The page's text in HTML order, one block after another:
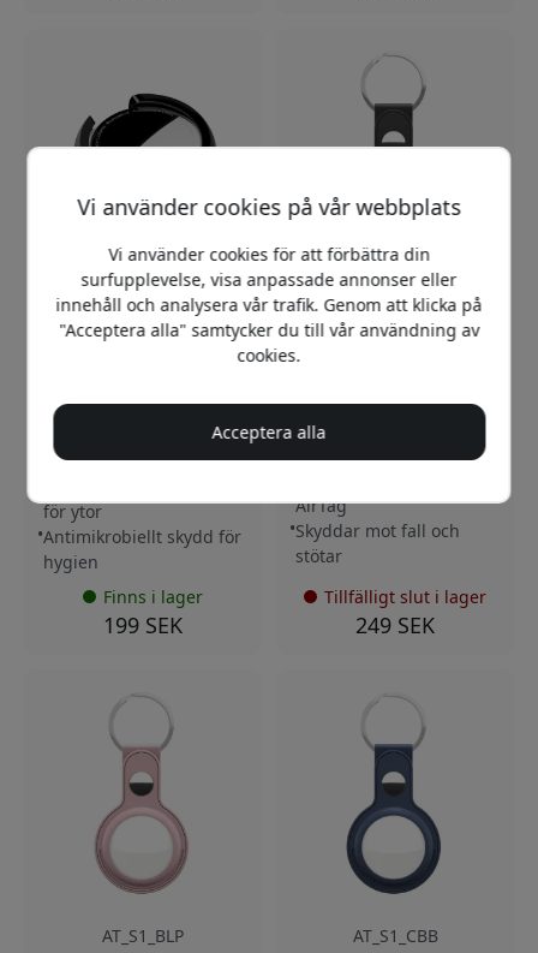
AT4_S3_BLK
KeyBudz eZ-fäste för
Apple AirTag med
passform, 4-pack - Svart
Enkel montering med
klickfäste
för ytor
Antimikrobiellt skydd för
hygien
Finns i lager
199 SEK
AT_S1_BLK
KeyBudz nyckelring i äkta
läder för Apple AirTag
med krokficka,
fallskydd mot stötar -
Svart
Handgjord i äkta läder
AirTag
Skyddar mot fall och
stötar
Tillfälligt slut i lager
249 SEK
AT_S1_BLP
AT_S1_CBB
Vi använder cookies på vår webbplats
Vi använder cookies för att förbättra din
surfupplevelse, visa anpassade annonser eller
innehåll och analysera vår trafik. Genom att klicka på
"Acceptera alla" samtycker du till vår användning av
cookies.
Acceptera alla